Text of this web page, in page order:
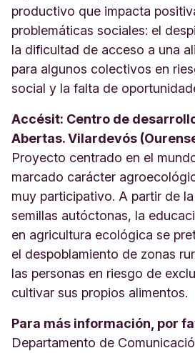
productivo que impacta
problemáticas sociales: el
la dificultad de acceso a una
para algunos colectivos en
social y la falta de
Accésit: Centro de
Abertas. Vilardevós
Proyecto centrado en el
marcado carácter
muy participativo. A partir de
semillas autóctonas, la
en agricultura ecológica se
el despoblamiento de zonas
las personas en riesgo de
cultivar sus propios alimentos.
Para más información, por
Departamento de